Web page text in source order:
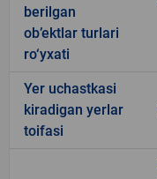
berilgan
ob’ektlar turlari
ro‘yxati
Yer uchastkasi
kiradigan yerlar
toifasi